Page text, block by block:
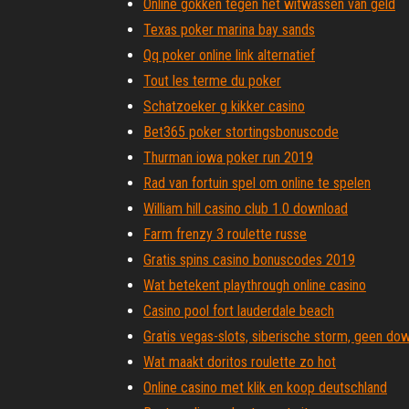
Online gokken tegen het witwassen van geld
Texas poker marina bay sands
Qq poker online link alternatief
Tout les terme du poker
Schatzoeker g kikker casino
Bet365 poker stortingsbonuscode
Thurman iowa poker run 2019
Rad van fortuin spel om online te spelen
William hill casino club 1.0 download
Farm frenzy 3 roulette russe
Gratis spins casino bonuscodes 2019
Wat betekent playthrough online casino
Casino pool fort lauderdale beach
Gratis vegas-slots, siberische storm, geen
Wat maakt doritos roulette zo hot
Online casino met klik en koop deutschland